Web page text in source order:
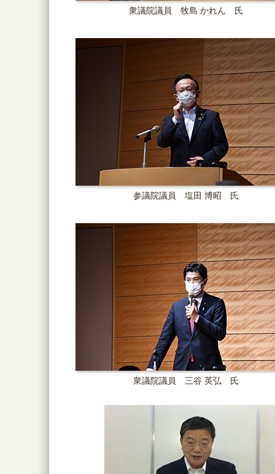
衆議院議員 牧島 かれん 氏
参議院議員 塩田 博昭 氏
衆議院議員 三谷 英弘 氏